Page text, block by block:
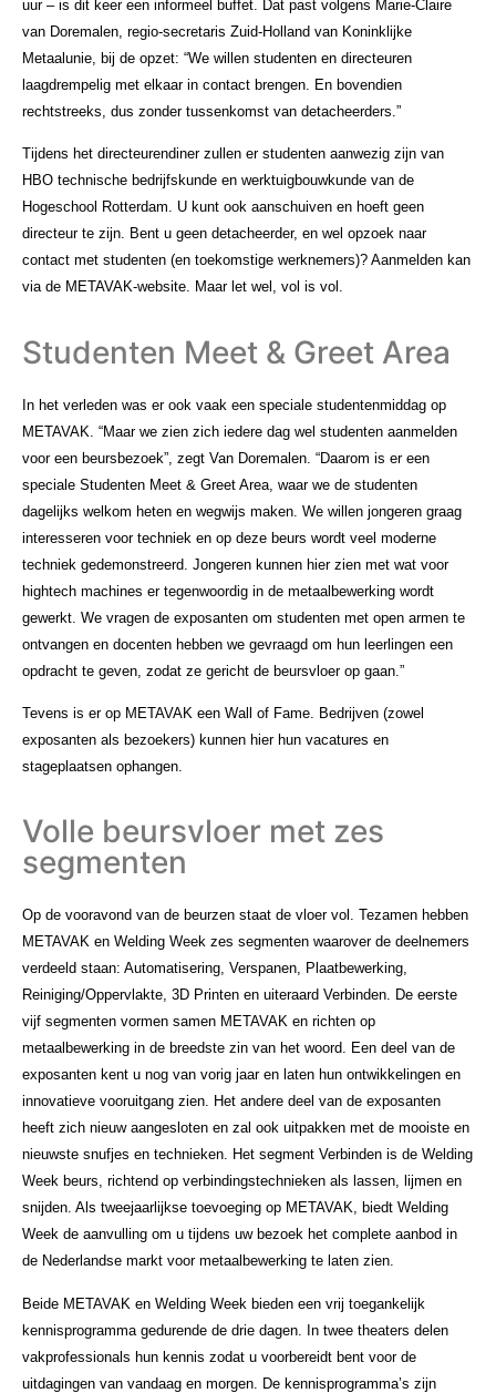
uur – is dit keer een informeel buffet. Dat past volgens Marie-Claire
van Doremalen, regio-secretaris Zuid-Holland van Koninklijke
Metaalunie, bij de opzet: “We willen studenten en directeuren
laagdrempelig met elkaar in contact brengen. En bovendien
rechtstreeks, dus zonder tussenkomst van detacheerders.”
Tijdens het directeurendiner zullen er studenten aanwezig zijn van
HBO technische bedrijfskunde en werktuigbouwkunde van de
Hogeschool Rotterdam. U kunt ook aanschuiven en hoeft geen
directeur te zijn. Bent u geen detacheerder, en wel opzoek naar
contact met studenten (en toekomstige werknemers)? Aanmelden kan
via de METAVAK-website. Maar let wel, vol is vol.
Studenten Meet & Greet Area
In het verleden was er ook vaak een speciale studentenmiddag op
METAVAK. “Maar we zien zich iedere dag wel studenten aanmelden
voor een beursbezoek”, zegt Van Doremalen. “Daarom is er een
speciale Studenten Meet & Greet Area, waar we de studenten
dagelijks welkom heten en wegwijs maken. We willen jongeren graag
interesseren voor techniek en op deze beurs wordt veel moderne
techniek gedemonstreerd. Jongeren kunnen hier zien met wat voor
hightech machines er tegenwoordig in de metaalbewerking wordt
gewerkt. We vragen de exposanten om studenten met open armen te
ontvangen en docenten hebben we gevraagd om hun leerlingen een
opdracht te geven, zodat ze gericht de beursvloer op gaan.”
Tevens is er op METAVAK een Wall of Fame. Bedrijven (zowel
exposanten als bezoekers) kunnen hier hun vacatures en
stageplaatsen ophangen.
Volle beursvloer met zes
segmenten
Op de vooravond van de beurzen staat de vloer vol. Tezamen hebben
METAVAK en Welding Week zes segmenten waarover de deelnemers
verdeeld staan: Automatisering, Verspanen, Plaatbewerking,
Reiniging/Oppervlakte, 3D Printen en uiteraard Verbinden. De eerste
vijf segmenten vormen samen METAVAK en richten op
metaalbewerking in de breedste zin van het woord. Een deel van de
exposanten kent u nog van vorig jaar en laten hun ontwikkelingen en
innovatieve vooruitgang zien. Het andere deel van de exposanten
heeft zich nieuw aangesloten en zal ook uitpakken met de mooiste en
nieuwste snufjes en technieken. Het segment Verbinden is de Welding
Week beurs, richtend op verbindingstechnieken als lassen, lijmen en
snijden. Als tweejaarlijkse toevoeging op METAVAK, biedt Welding
Week de aanvulling om u tijdens uw bezoek het complete aanbod in
de Nederlandse markt voor metaalbewerking te laten zien.
Beide METAVAK en Welding Week bieden een vrij toegankelijk
kennisprogramma gedurende de drie dagen. In twee theaters delen
vakprofessionals hun kennis zodat u voorbereidt bent voor de
uitdagingen van vandaag en morgen. De kennisprogramma’s zijn